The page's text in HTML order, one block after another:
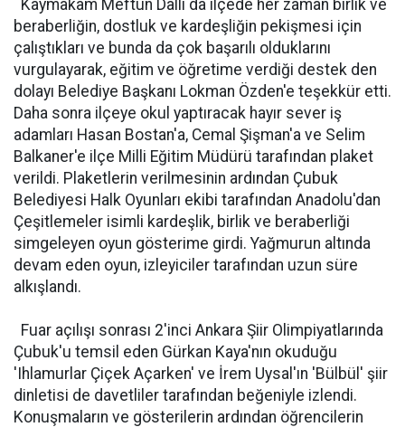
Kaymakam Meftun Dallı da ilçede her zaman birlik ve
beraberliğin, dostluk ve kardeşliğin pekişmesi için
çalıştıkları ve bunda da çok başarılı olduklarını
vurgulayarak, eğitim ve öğretime verdiği destek den
dolayı Belediye Başkanı Lokman Özden'e teşekkür etti.
Daha sonra ilçeye okul yaptıracak hayır sever iş
adamları Hasan Bostan'a, Cemal Şişman'a ve Selim
Balkaner'e ilçe Milli Eğitim Müdürü tarafından plaket
verildi. Plaketlerin verilmesinin ardından Çubuk
Belediyesi Halk Oyunları ekibi tarafından Anadolu'dan
Çeşitlemeler isimli kardeşlik, birlik ve beraberliği
simgeleyen oyun gösterime girdi. Yağmurun altında
devam eden oyun, izleyiciler tarafından uzun süre
alkışlandı.
Fuar açılışı sonrası 2'inci Ankara Şiir Olimpiyatlarında
Çubuk'u temsil eden Gürkan Kaya'nın okuduğu
'Ihlamurlar Çiçek Açarken' ve İrem Uysal'ın 'Bülbül' şiir
dinletisi de davetliler tarafından beğeniyle izlendi.
Konuşmaların ve gösterilerin ardından öğrencilerin